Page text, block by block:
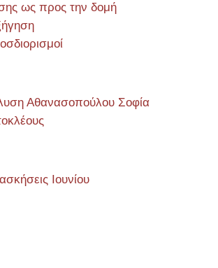
ως προς την δομή
Αθανασοπούλου Σοφία
Ιουνίου